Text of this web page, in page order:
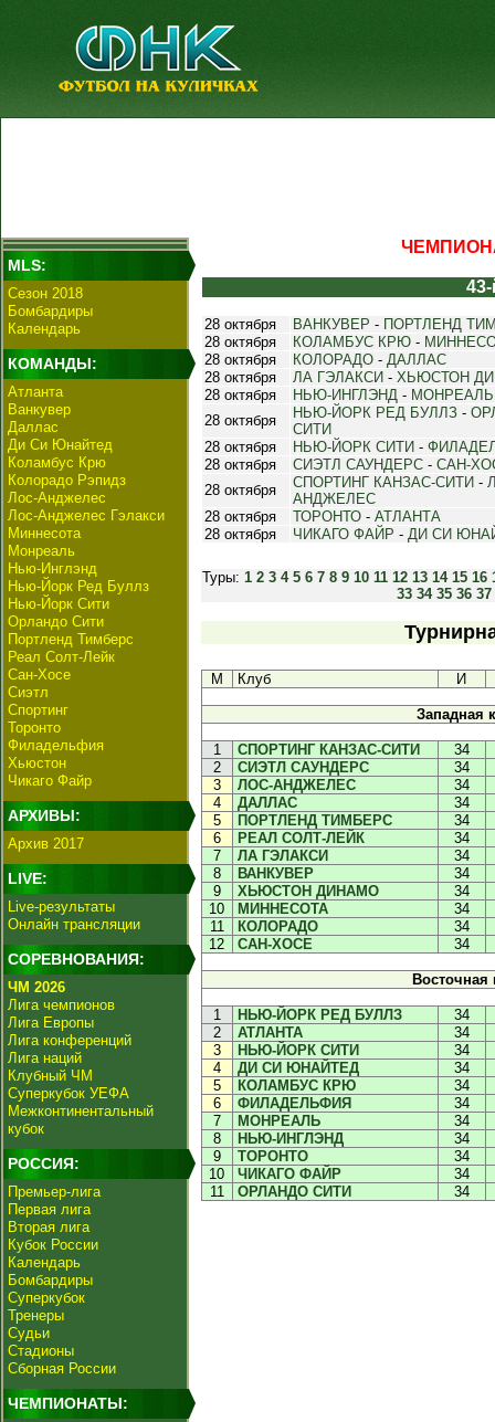
MLS:
Сезон 2018
Бомбардиры
Календарь
КОМАНДЫ:
Атланта
Ванкувер
Даллас
Ди Си Юнайтед
Коламбус Крю
Колорадо Рэпидз
Лос-Анджелес
Лос-Анджелес Гэлакси
Миннесота
Монреаль
Нью-Инглэнд
Нью-Йорк Ред Буллз
Нью-Йорк Сити
Орландо Сити
Портленд Тимберс
Реал Солт-Лейк
Сан-Хосе
Сиэтл
Спортинг
Торонто
Филадельфия
Хьюстон
Чикаго Файр
АРХИВЫ:
Архив 2017
LIVE:
Live-результаты
Онлайн трансляции
СОРЕВНОВАНИЯ:
ЧМ 2026
Лига чемпионов
Лига Европы
Лига конференций
Лига наций
Клубный ЧМ
Суперкубок УЕФА
Межконтинентальный
кубок
РОССИЯ:
Премьер-лига
Первая лига
Вторая лига
Кубок России
Календарь
Бомбардиры
Суперкубок
Тренеры
Судьи
Стадионы
Сборная России
ЧЕМПИОНАТЫ:
28 октября ВАНКУВЕР - ПОРТЛЕНД
28 октября
КОЛАМБУС КРЮ -
28 октября
КОЛОРАДО - ДАЛЛАС
28 октября
ЛА ГЭЛАКСИ - ХЬЮСТОН
28 октября
НЬЮ-ИНГЛЭНД - МОНРЕАЛЬ
28 октября
НЬЮ-ЙОРК РЕД БУЛЛЗ -
СИТИ
28 октября
НЬЮ-ЙОРК СИТИ -
28 октября
СИЭТЛ САУНДЕРС - САН-
28 октября
СПОРТИНГ КАНЗАС-СИТИ -
АНДЖЕЛЕС
28 октября
ТОРОНТО - АТЛАНТА
28 октября
ЧИКАГО ФАЙР - ДИ СИ
Туры: 1 2 3 4 5 6 7 8 9 10 11 12 13 14 15 16
33 34 35 36 37
М Клуб И
Западная
1 СПОРТИНГ КАНЗАС-СИТИ
34
2
СИЭТЛ САУНДЕРС
34
3
ЛОС-АНДЖЕЛЕС
34
4
ДАЛЛАС
34
5
ПОРТЛЕНД ТИМБЕРС
34
6
РЕАЛ СОЛТ-ЛЕЙК
34
7
ЛА ГЭЛАКСИ
34
8
ВАНКУВЕР
34
9
ХЬЮСТОН ДИНАМО
34
10
МИННЕСОТА
34
11
КОЛОРАДО
34
12
САН-ХОСЕ 34
1 НЬЮ-ЙОРК РЕД БУЛЛЗ
34
2
АТЛАНТА
34
3
НЬЮ-ЙОРК СИТИ
34
4
ДИ СИ ЮНАЙТЕД
34
5
КОЛАМБУС КРЮ
34
6
ФИЛАДЕЛЬФИЯ
34
7
МОНРЕАЛЬ
34
8
НЬЮ-ИНГЛЭНД
34
9
ТОРОНТО
34
10
ЧИКАГО ФАЙР
34
11
ОРЛАНДО СИТИ 34